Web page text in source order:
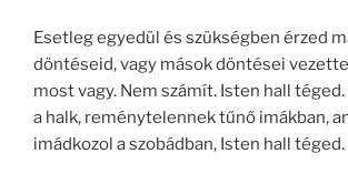
Esetleg egyedül és szükségben érzed
döntéseid, vagy mások döntései
most vagy. Nem számít. Isten hall
a halk, reménytelennek tűnő imákban,
imádkozol a szobádban, Isten hall téged.